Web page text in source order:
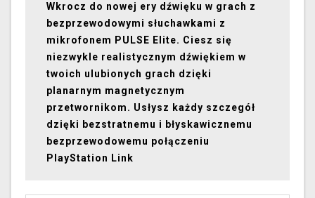
Wkrocz do nowej ery dźwięku w grach z
bezprzewodowymi słuchawkami z
mikrofonem PULSE Elite. Ciesz się
niezwykle realistycznym dźwiękiem w
twoich ulubionych grach dzięki
planarnym magnetycznym
przetwornikom. Usłysz każdy szczegół
dzięki bezstratnemu i błyskawicznemu
bezprzewodowemu połączeniu
PlayStation Link